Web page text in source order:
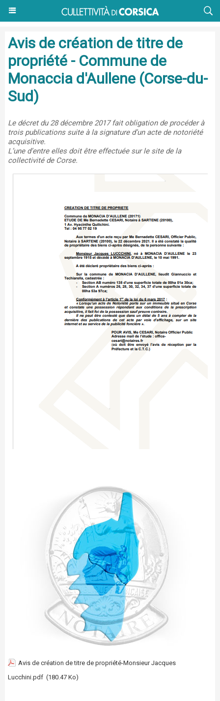
Avis de création de titre de
propriété - Commune de
Monaccia d'Aullene (Corse-du-
Sud)
Le décret du 28 décembre 2017 fait obligation de procéder à
trois publications suite à la signature d’un acte de notoriété
acquisitive.
L’une d’entre elles doit être effectuée sur le site de la
collectivité de Corse.
Avis de création de titre de propriété-Monsieur Jacques
Lucchini.pdf (180.47 Ko)